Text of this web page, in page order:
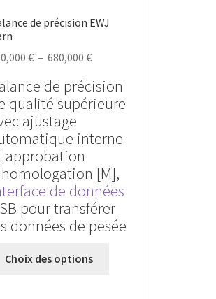
de précision EWJ
€ – 680,000 €Plage
prix :
480,000 €
680,000 €
de précision
qualité supérieure
ajustage
interne
approbation
[M],
de données
pour transférer
données de pesée
Choix des options